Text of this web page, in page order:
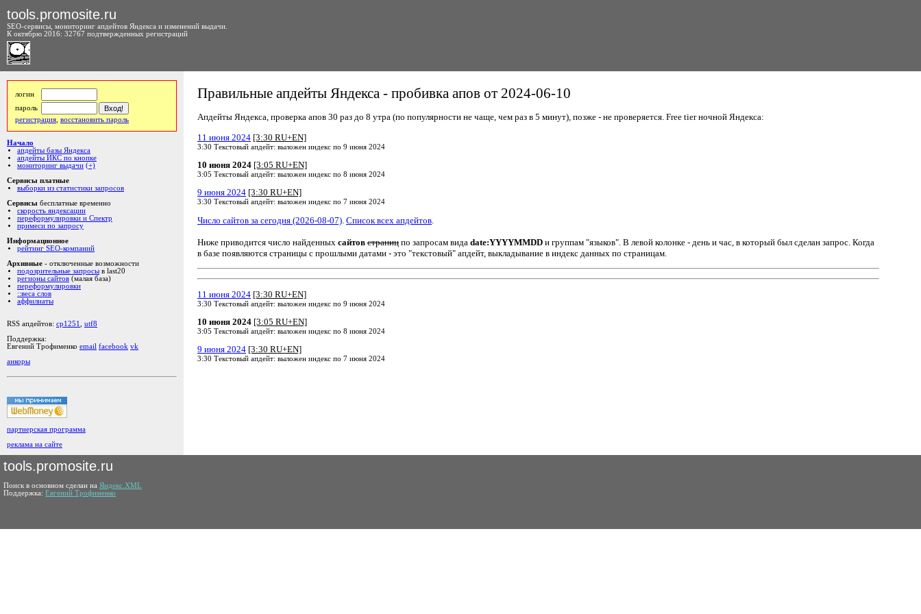
tools.promosite.ru
SEO-сервисы, мониторинг апдейтов Яндекса и изменений выдачи.
К октябрю 2016: 32767 подтвержденных регистраций
логин
пароль
регистрация восстановить пароль
Начало
апдейты базы Яндекса
апдейты ИКС по кнопке
мониторинг выдачи (+)
Сервисы платные
выборки из статистики запросов
Сервисы бесплатные временно
скорость яндексации
переформулировки и Спектр
примеси по запросу
Информационное
рейтинг SEO-компаний
Архивные - отключенные возможности
подозрительные запросы в last20
регионы сайтов (малая база)
переформулировки
::веса слов
аффилиаты
RSS апдейтов: cp1251
utf8
Поддержка:
Евгений Трофименко email facebook vk
анкоры
партнерская программа
реклама на сайте
Правильные апдейты Яндекса - пробивка апов от 2024-06-10
Апдейты Яндекса, проверка апов 30 раз до 8 утра (по популярности не чаще, чем раз в 5 минут), позже - не проверяется. Free tier ночной Яндекса:
11 июня 2024 [3:30 RU+EN]
3:30 Текстовый апдейт: выложен индекс по 9 июня 2024
10 июня 2024 [3:05 RU+EN]
3:05 Текстовый апдейт: выложен индекс по 8 июня 2024
9 июня 2024 [3:30 RU+EN]
3:30 Текстовый апдейт: выложен индекс по 7 июня 2024
Число сайтов за сегодня (2026-08-07) Список всех апдейтов
Ниже приводится число найденных сайтов страниц по запросам вида date:YYYYMMDD и группам "языков". В левой колонке - день и час, в который был сделан запрос. Когда
в базе появляются страницы с прошлыми датами - это "текстовый" апдейт, выкладывание в индекс данных по страницам.
11 июня 2024 [3:30 RU+EN]
3:30 Текстовый апдейт: выложен индекс по 9 июня 2024
10 июня 2024 [3:05 RU+EN]
3:05 Текстовый апдейт: выложен индекс по 8 июня 2024
9 июня 2024 [3:30 RU+EN]
3:30 Текстовый апдейт: выложен индекс по 7 июня 2024
tools.promosite.ru
Поиск в основном сделан на Яндекс.XML
Поддержка: Евгений Трофименко